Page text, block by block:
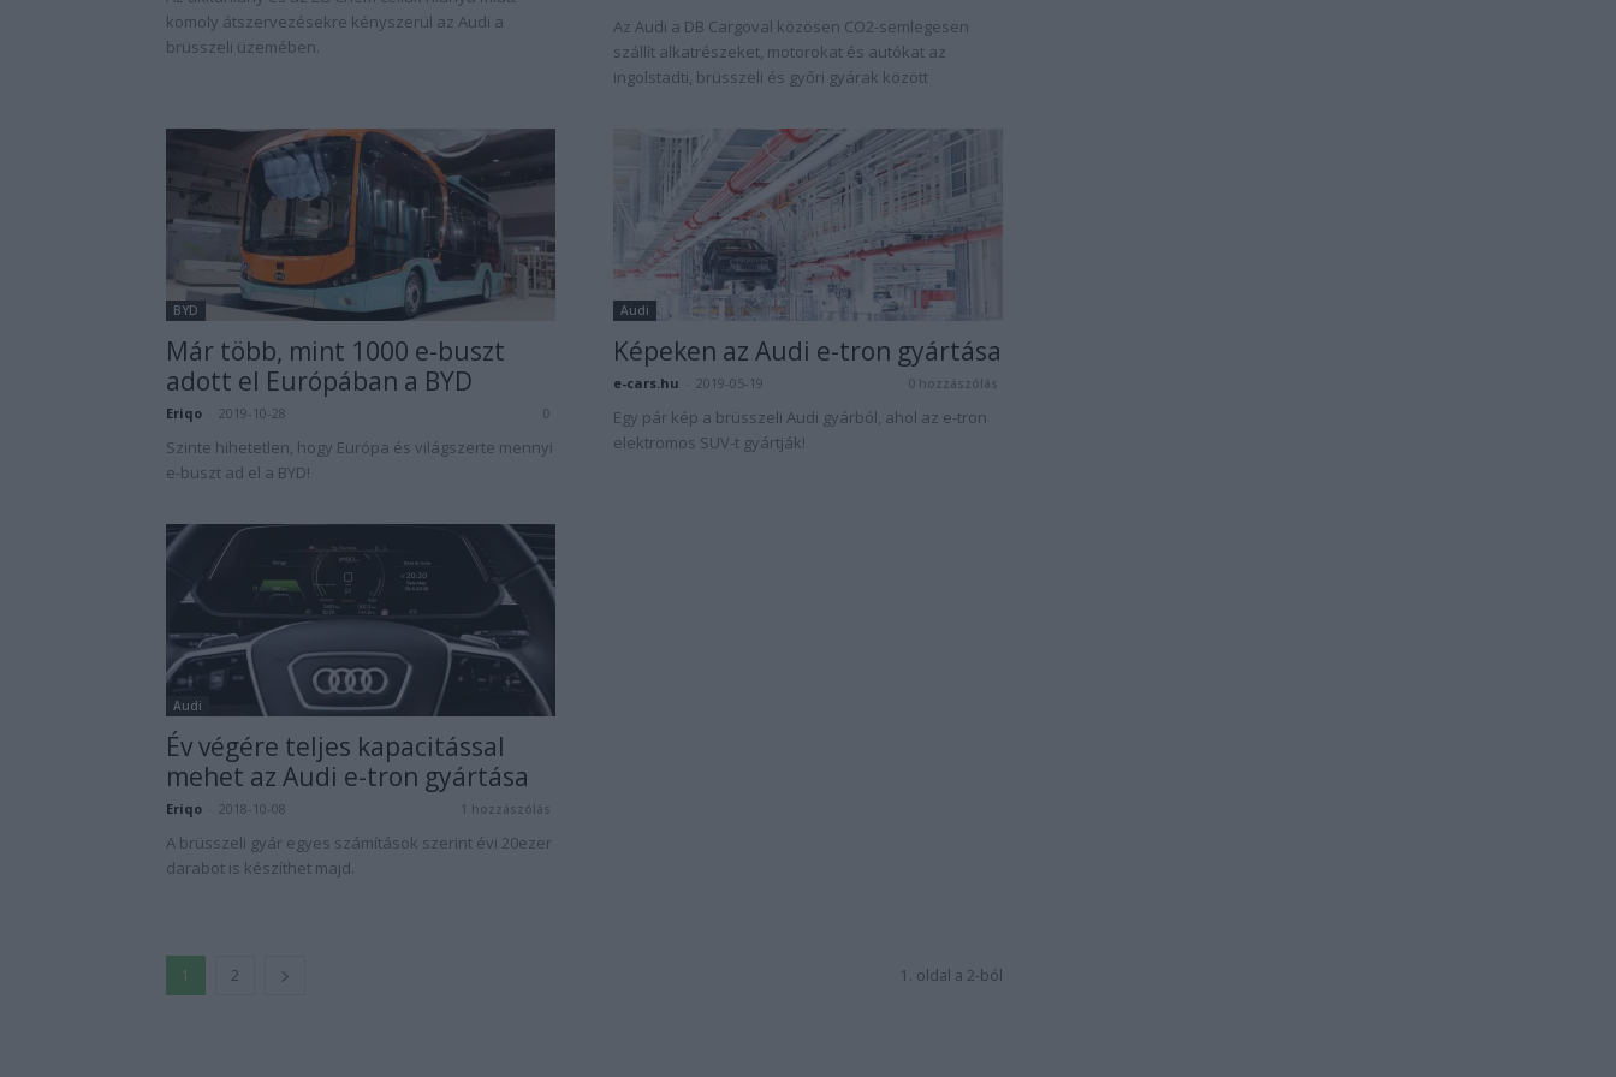
komoly átszervezésekre kényszerül az Audi a
brüsszeli üzemében.
Az Audi a DB Cargoval közösen CO2-semlegesen
szállít alkatrészeket, motorokat és autókat az
ingolstadti, brüsszeli és győri gyárak között
BYD
Már több, mint 1000 e-buszt
adott el Európában a BYD
Eriqo 2019-10-28 0
Szinte hihetetlen, hogy Európa és világszerte mennyi
e-buszt ad el a BYD!
Audi
Képeken az Audi e-tron gyártása
e-cars.hu 2019-05-19 0 hozzászólás
Egy pár kép a brüsszeli Audi gyárból, ahol az e-tron
elektromos SUV-t gyártják!
Audi
Év végére teljes kapacitással
mehet az Audi e-tron gyártása
Eriqo 2018-10-08 1 hozzászólás
A brüsszeli gyár egyes számítások szerint évi 20ezer
darabot is készíthet majd.
1 2 1. oldal a 2-ból